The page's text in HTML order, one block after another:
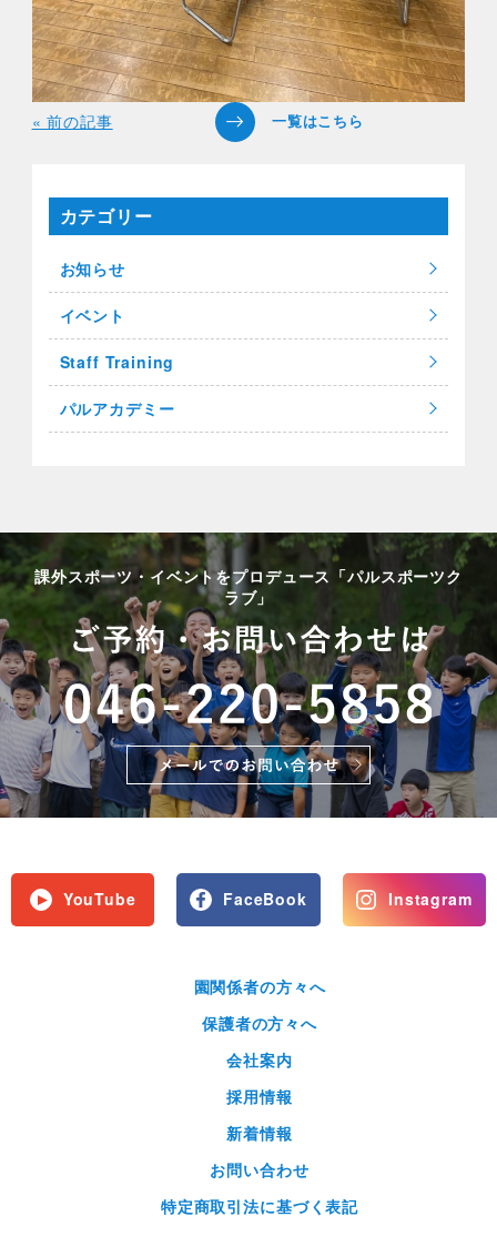
« 前の記事
カテゴリー
お知らせ
イベント
Staff Training
パルアカデミー
課外スポーツ・イベントをプロデュース「パルスポーツク
ラブ」
YouTube FaceBook Instagram
園関係者の方々へ
保護者の方々へ
会社案内
採用情報
新着情報
お問い合わせ
特定商取引法に基づく表記